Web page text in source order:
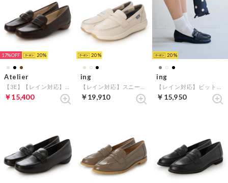
17% 20
Atelier
￥15,400
20
ing
￥19,910
20
ing
￥15,950